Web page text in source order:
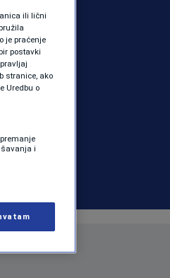
ili lični
je praćenje
postavki
stranice, ako
Uredbu o
i